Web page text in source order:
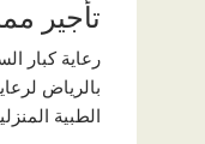
تأجير
رعاية كبار
بالرياض
الطبية